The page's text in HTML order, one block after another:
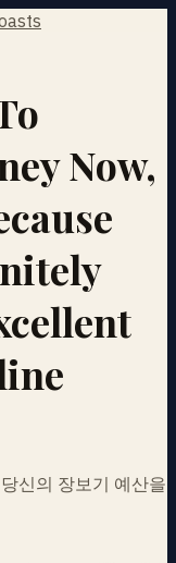
Now,
신의 장보기 예산을